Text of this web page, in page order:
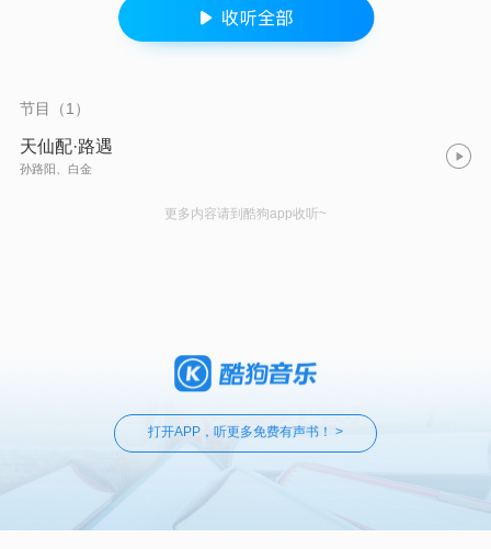
节目（1）
天仙配·路遇
孙路阳、白金
更多内容请到酷狗app收听~
打开APP，听更多免费有声书！ >